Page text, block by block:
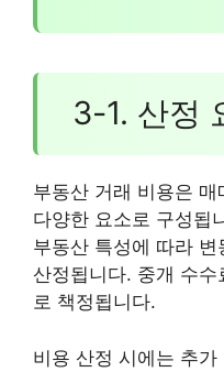
3-1. 산정
부동산 거래 비용은
다양한 요소로 구성됩
부동산 특성에 따라
산정됩니다. 중개 수
로 책정됩니다.
비용 산정 시에는 추